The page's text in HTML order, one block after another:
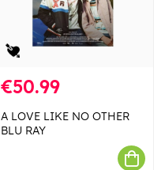
€50.99
A LOVE LIKE NO OTHER
BLU RAY